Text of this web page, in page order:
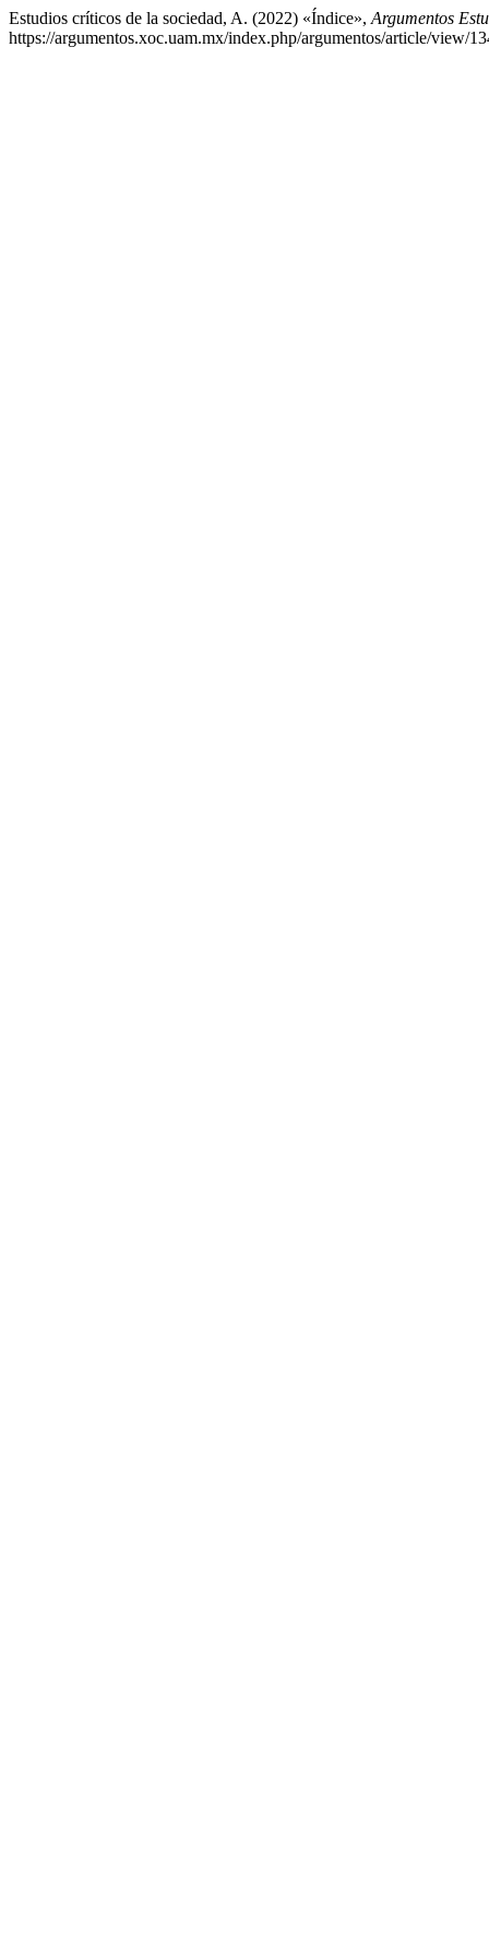
Estudios críticos de la sociedad, A. (2022) «Índice», Argumentos
https://argumentos.xoc.uam.mx/index.php/argumentos/article/view/